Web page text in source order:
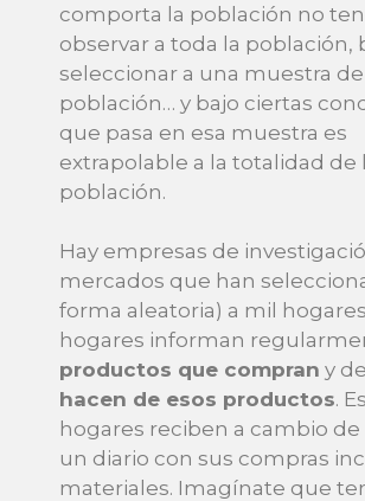
comporta la población no
observar a toda la población,
seleccionar a una muestra
población… y bajo ciertas
que pasa en esa muestra es
extrapolable a la totalidad de
población.
Hay empresas de
mercados que han
forma aleatoria) a mil
hogares informan
productos que compran y del
hacen de esos productos.
hogares reciben a cambio
un diario con sus compras
materiales. Imagínate que